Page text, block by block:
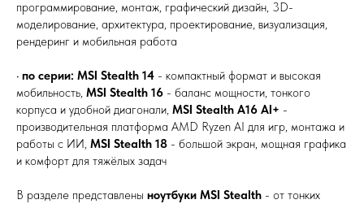
программирование, монтаж, графический дизайн, 3D-
моделирование, архитектура, проектирование, визуализация,
рендеринг и мобильная работа
• по серии: MSI Stealth 14 - компактный формат и высокая
мобильность, MSI Stealth 16 - баланс мощности, тонкого
корпуса и удобной диагонали, MSI Stealth A16 AI+ -
производительная платформа AMD Ryzen AI для игр, монтажа и
работы с ИИ, MSI Stealth 18 - большой экран, мощная графика
и комфорт для тяжёлых задач
В разделе представлены ноутбуки MSI Stealth - от тонких